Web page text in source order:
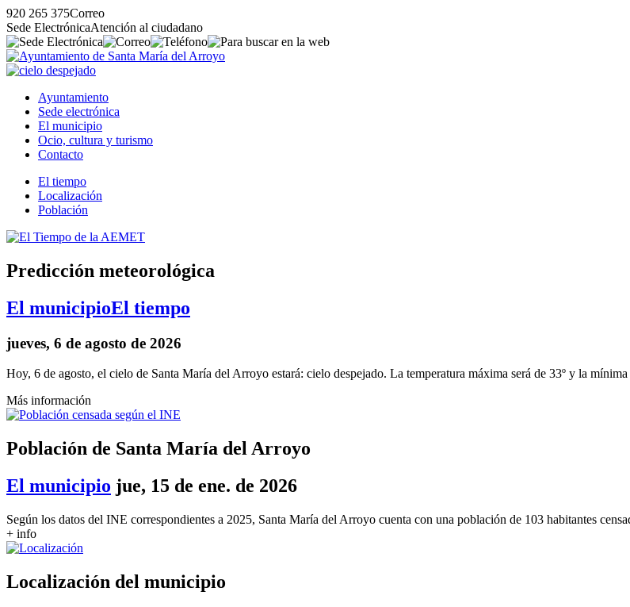
920 265 375Correo
Sede ElectrónicaAtención al ciudadano
Ayuntamiento
Sede electrónica
El municipio
Ocio, cultura y turismo
Contacto
El tiempo
Localización
Población
Predicción meteorológica
El municipioEl tiempo
jueves, 6 de agosto de 2026
Hoy, 6 de agosto, el cielo de Santa María del Arroyo estará: cielo despejado. La temperatura máxima será de 33º y la
Más información
Población de Santa María del Arroyo
El municipio jue, 15 de ene. de 2026
Según los datos del INE correspondientes a 2025, Santa María del Arroyo cuenta con una población de 103 habitantes
+ info
Localización del municipio